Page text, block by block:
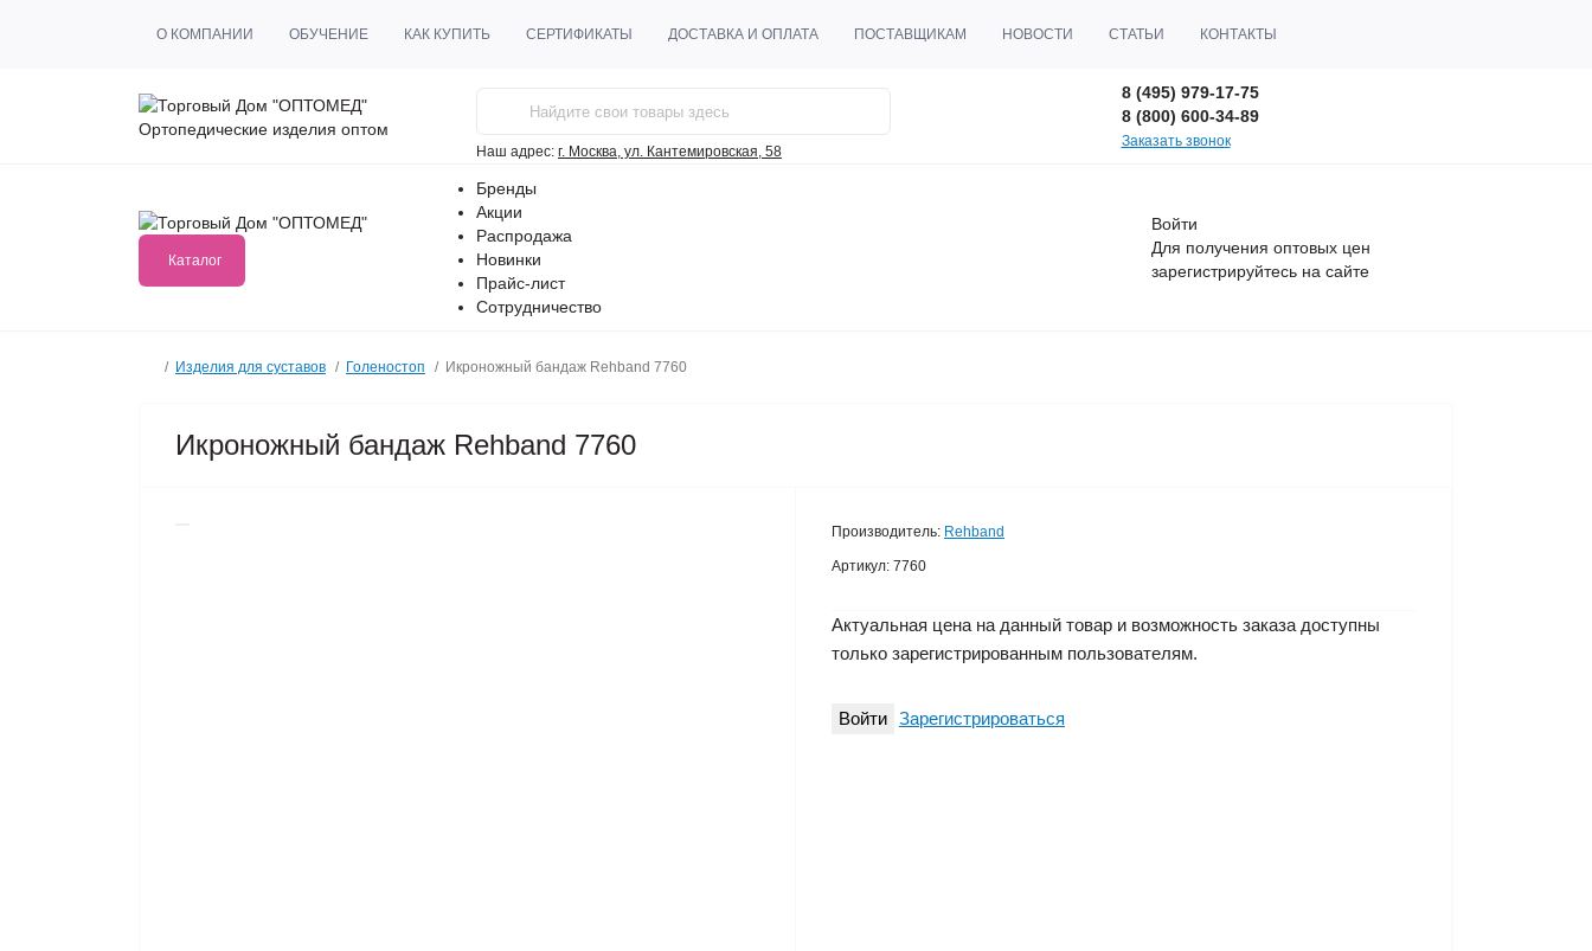
О КОМПАНИИ ОБУЧЕНИЕ КАК КУПИТЬ СЕРТИФИКАТЫ ДОСТАВКА И ОПЛАТА ПОСТАВЩИКАМ НОВОСТИ СТАТЬИ КОНТАКТЫ
Ортопедические изделия оптом
Наш адрес: г. Москва, ул. Кантемировская, 58
8 (495) 979-17-75
8 (800) 600-34-89
Заказать звонок
Каталог
Бренды
Акции
Распродажа
Новинки
Прайс-лист
Сотрудничество
Войти
Для получения оптовых цен
зарегистрируйтесь на сайте
Изделия для суставов Голеностоп Икроножный бандаж Rehband 7760
Икроножный бандаж Rehband 7760
Производитель: Rehband
Артикул: 7760
Актуальная цена на данный товар и возможность заказа доступны
только зарегистрированным пользователям.
Войти Зарегистрироваться